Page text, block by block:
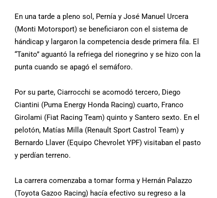
En una tarde a pleno sol, Pernía y José Manuel Urcera
(Monti Motorsport) se beneficiaron con el sistema de
hándicap y largaron la competencia desde primera fila. El
“Tanito” aguantó la refriega del rionegrino y se hizo con la
punta cuando se apagó el semáforo.
Por su parte, Ciarrocchi se acomodó tercero, Diego
Ciantini (Puma Energy Honda Racing) cuarto, Franco
Girolami (Fiat Racing Team) quinto y Santero sexto. En el
pelotón, Matías Milla (Renault Sport Castrol Team) y
Bernardo Llaver (Equipo Chevrolet YPF) visitaban el pasto
y perdían terreno.
La carrera comenzaba a tomar forma y Hernán Palazzo
(Toyota Gazoo Racing) hacía efectivo su regreso a la